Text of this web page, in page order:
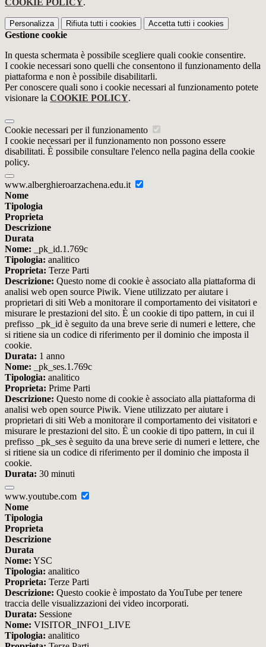
COOKIE POLICY.
Personalizza Rifiuta tutti i cookies Accetta tutti i cookies
Gestione cookie
In questa schermata è possibile scegliere quali cookie consentire.
I cookie necessari sono quelli che consentono il funzionamento della
piattaforma e non è possibile disabilitarli.
Per conoscere quali sono i cookie necessari al funzionamento potete
visionare la COOKIE POLICY.
Cookie necessari per il funzionamento
I cookie necessari per il funzionamento non possono essere
disabilitati. È possibile consultare l'elenco nella pagina della cookie
policy.
www.alberghieroarzachena.edu.it
Nome
Tipologia
Proprieta
Descrizione
Durata
Nome: _pk_id.1.769c
Tipologia: analitico
Proprieta: Terze Parti
Descrizione: Questo nome di cookie è associato alla piattaforma di
analisi web open source Piwik. Viene utilizzato per aiutare i
proprietari di siti Web a monitorare il comportamento dei visitatori e
misurare le prestazioni del sito. È un cookie di tipo pattern, in cui il
prefisso _pk_id è seguito da una breve serie di numeri e lettere, che
si ritiene sia un codice di riferimento per il dominio che imposta il
cookie.
Durata: 1 anno
Nome: _pk_ses.1.769c
Tipologia: analitico
Proprieta: Prime Parti
Descrizione: Questo nome di cookie è associato alla piattaforma di
analisi web open source Piwik. Viene utilizzato per aiutare i
proprietari di siti Web a monitorare il comportamento dei visitatori e
misurare le prestazioni del sito. È un cookie di tipo pattern, in cui il
prefisso _pk_ses è seguito da una breve serie di numeri e lettere, che
si ritiene sia un codice di riferimento per il dominio che imposta il
cookie.
Durata: 30 minuti
www.youtube.com
Nome
Tipologia
Proprieta
Descrizione
Durata
Nome: YSC
Tipologia: analitico
Proprieta: Terze Parti
Descrizione: Questo cookie è impostato da YouTube per tenere
traccia delle visualizzazioni dei video incorporati.
Durata: Sessione
Nome: VISITOR_INFO1_LIVE
Tipologia: analitico